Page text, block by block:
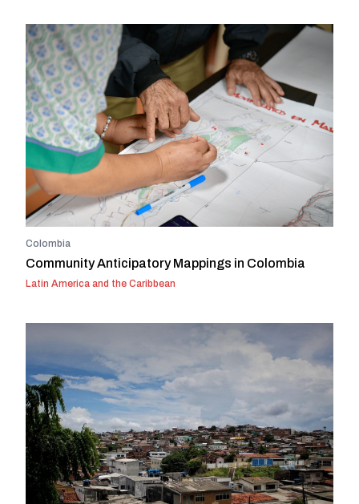
Colombia
Community Anticipatory Mappings in Colombia
Latin America and the Caribbean